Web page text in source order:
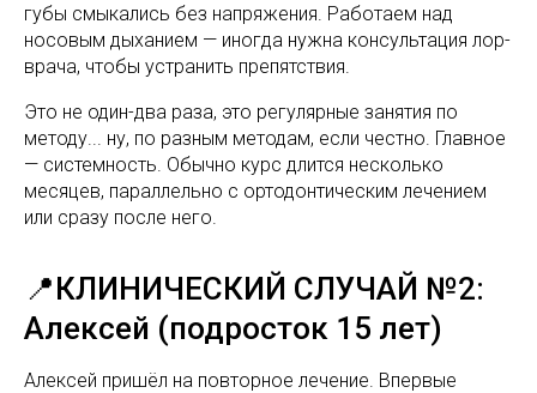
губы смыкались без напряжения. Работаем над
носовым дыханием — иногда нужна консультация лор-
врача, чтобы устранить препятствия.
Это не один-два раза, это регулярные занятия по
методу... ну, по разным методам, если честно. Главное
— системность. Обычно курс длится несколько
месяцев, параллельно с ортодонтическим лечением
или сразу после него.
📍КЛИНИЧЕСКИЙ СЛУЧАЙ №2:
Алексей (подросток 15 лет)
Алексей пришёл на повторное лечение. Впервые